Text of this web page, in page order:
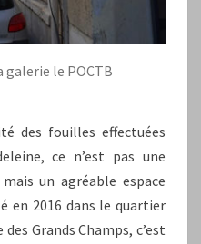
galerie le POCTB
des fouilles effectuées
ce n’est pas une
un agréable espace
en 2016 dans le quartier
Grands Champs, c’est